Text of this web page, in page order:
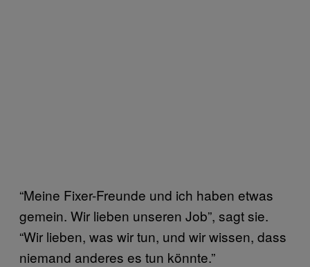
“Meine Fixer-Freunde und ich haben etwas
gemein. Wir lieben unseren Job”, sagt sie.
“Wir lieben, was wir tun, und wir wissen, dass
niemand anderes es tun könnte.”